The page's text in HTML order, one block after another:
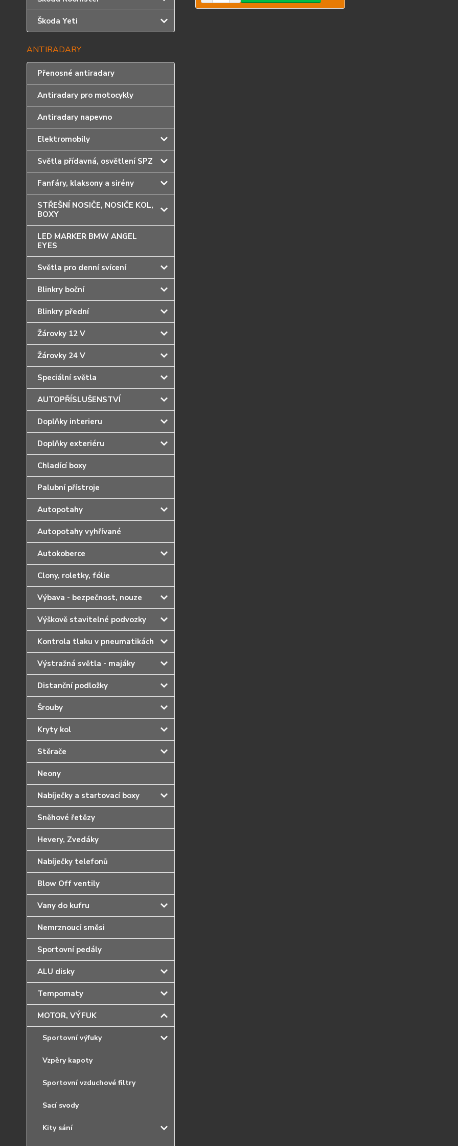
Škoda Yeti
ANTIRADARY
Přenosné antiradary
Antiradary pro motocykly
Antiradary napevno
Elektromobily
Světla přídavná, osvětlení SPZ
Fanfáry, klaksony a sirény
STŘEŠNÍ NOSIČE, NOSIČE KOL,
BOXY
LED MARKER BMW ANGEL
EYES
Světla pro denní svícení
Blinkry boční
Blinkry přední
Žárovky 12 V
Žárovky 24 V
Speciální světla
AUTOPŘÍSLUŠENSTVÍ
Doplňky interieru
Doplňky exteriéru
Chladící boxy
Palubní přístroje
Autopotahy
Autopotahy vyhřívané
Autokoberce
Clony, roletky, fólie
Výbava - bezpečnost, nouze
Výškově stavitelné podvozky
Kontrola tlaku v pneumatikách
Výstražná světla - majáky
Distanční podložky
Šrouby
Kryty kol
Stěrače
Neony
Nabíječky a startovací boxy
Sněhové řetězy
Hevery, Zvedáky
Nabíječky telefonů
Blow Off ventily
Vany do kufru
Nemrznoucí směsi
Sportovní pedály
ALU disky
Tempomaty
MOTOR, VÝFUK
Sportovní výfuky
Vzpěry kapoty
Sportovní vzduchové filtry
Sací svody
Kity sání